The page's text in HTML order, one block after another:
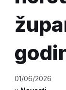
01/06/2026